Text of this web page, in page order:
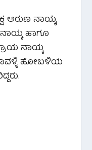
ಅರುಣ ನಾಯ್ಕ,
ಹಾಗೂ
ನಾಯ್ಕ
ಹೋಬಳಿಯ